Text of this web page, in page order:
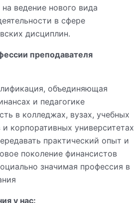
ведение нового вида
в сфере
дисциплин.
преподавателя
объединяющая
и педагогике
в колледжах, вузах, учебных
и корпоративных университетах
практический опыт и
поколение финансистов
значимая профессия в
у нас: